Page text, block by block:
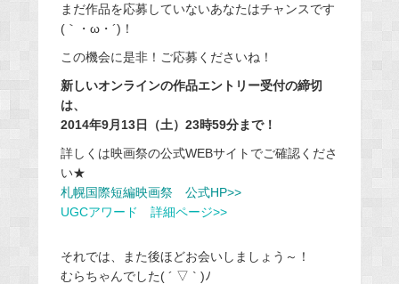
まだ作品を応募していないあなたはチャンスです
(｀・ω・´)！
この機会に是非！ご応募くださいね！
新しいオンラインの作品エントリー受付の締切
は、
2014年9月13日（土）23時59分まで！
詳しくは映画祭の公式WEBサイトでご確認くださ
い★
札幌国際短編映画祭 公式HP>>
UGCアワード 詳細ページ>>
それでは、また後ほどお会いしましょう～！
むらちゃんでした( ´ ▽ ` )ﾉ